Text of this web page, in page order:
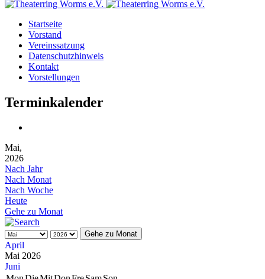
Startseite
Vorstand
Vereinssatzung
Datenschutzhinweis
Kontakt
Vorstellungen
Terminkalender
Mai,
2026
Nach Jahr
Nach Monat
Nach Woche
Heute
Gehe zu Monat
Gehe zu Monat
April
Mai 2026
Juni